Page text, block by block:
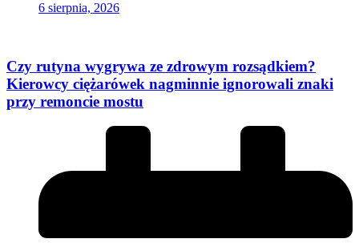
6 sierpnia, 2026
Czy rutyna wygrywa ze zdrowym rozsądkiem?
Kierowcy ciężarówek nagminnie ignorowali znaki
przy remoncie mostu